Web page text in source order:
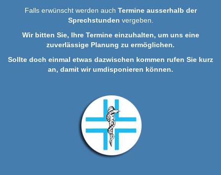
Falls erwünscht werden auch Termine ausserhalb der
Sprechstunden vergeben.
Wir bitten Sie, Ihre Termine einzuhalten, um uns eine
zuverlässige Planung zu ermöglichen.
Sollte doch einmal etwas dazwischen kommen rufen Sie kurz
an, damit wir umdisponieren können.